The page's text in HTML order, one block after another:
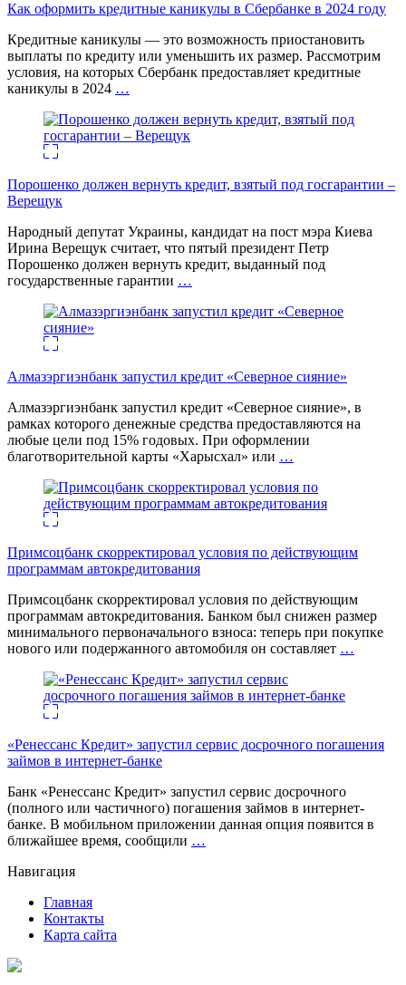
Как оформить кредитные каникулы в Сбербанке в 2024 году
Кредитные каникулы — это возможность приостановить
выплаты по кредиту или уменьшить их размер. Рассмотрим
условия, на которых Сбербанк предоставляет кредитные
каникулы в 2024 …
Порошенко должен вернуть кредит, взятый под госгарантии –
Верещук
Народный депутат Украины, кандидат на пост мэра Киева
Ирина Верещук считает, что пятый президент Петр
Порошенко должен вернуть кредит, выданный под
государственные гарантии …
Алмазэргиэнбанк запустил кредит «Северное сияние»
Алмазэргиэнбанк запустил кредит «Северное сияние», в
рамках которого денежные средства предоставляются на
любые цели под 15% годовых. При оформлении
благотворительной карты «Харысхал» или …
Примсоцбанк скорректировал условия по действующим
программам автокредитования
Примсоцбанк скорректировал условия по действующим
программам автокредитования. Банком был снижен размер
минимального первоначального взноса: теперь при покупке
нового или подержанного автомобиля он составляет …
«Ренессанс Кредит» запустил сервис досрочного погашения
займов в интернет-банке
Банк «Ренессанс Кредит» запустил сервис досрочного
(полного или частичного) погашения займов в интернет-
банке. В мобильном приложении данная опция появится в
ближайшее время, сообщили …
Навигация
Главная
Контакты
Карта сайта